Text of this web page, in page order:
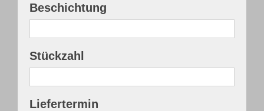
Beschichtung
Stückzahl
Liefertermin